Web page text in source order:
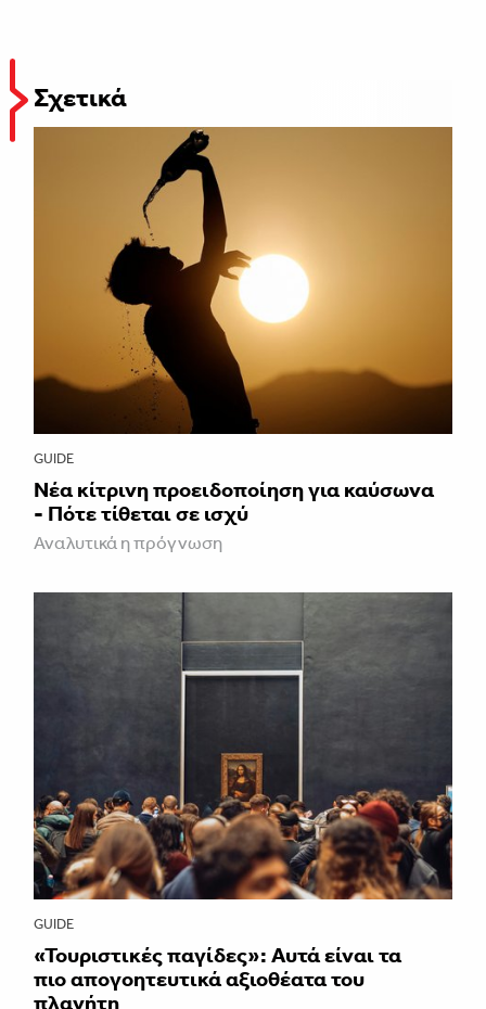
Σχετικά
GUIDE
Νέα κίτρινη προειδοποίηση για καύσωνα
- Πότε τίθεται σε ισχύ
Αναλυτικά η πρόγνωση
GUIDE
«Τουριστικές παγίδες»: Αυτά είναι τα
πιο απογοητευτικά αξιοθέατα του
πλανήτη